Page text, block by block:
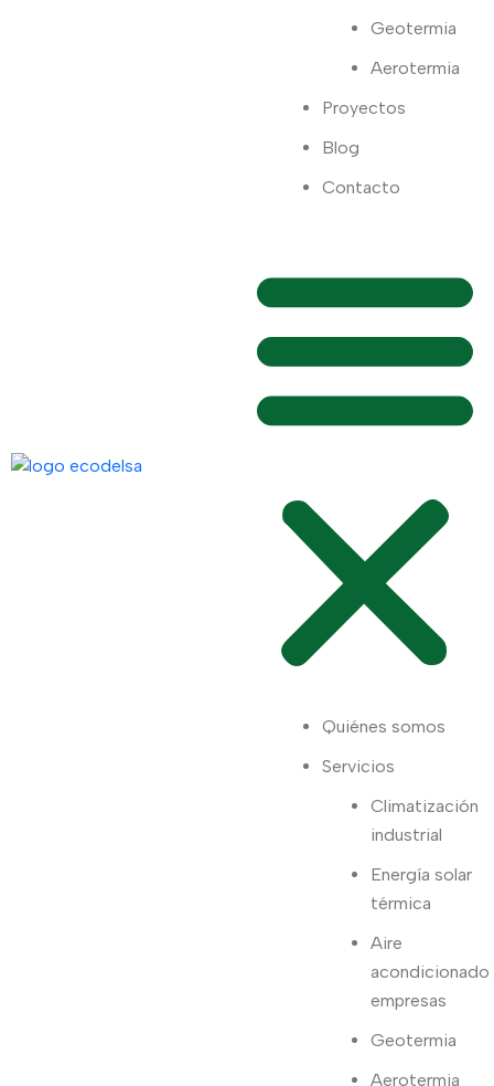
Geotermia
Aerotermia
Proyectos
Blog
Contacto
Quiénes somos
Servicios
Climatización
industrial
Energía solar
térmica
Aire
acondicionado
empresas
Geotermia
Aerotermia